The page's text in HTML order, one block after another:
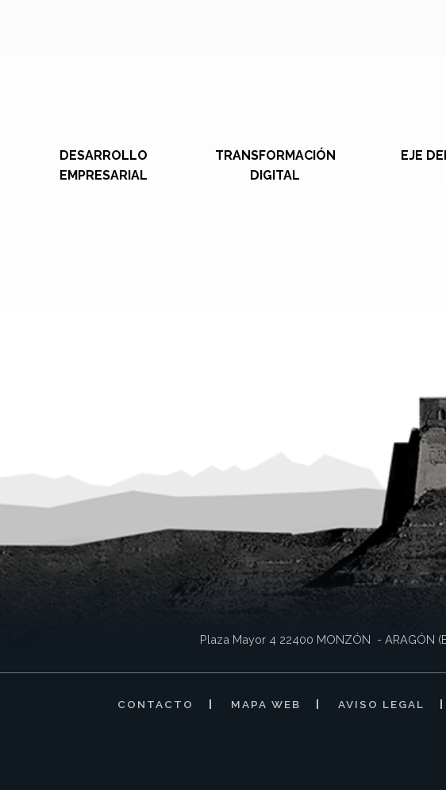
DESARROLLO
EMPRESARIAL
TRANSFORMACIÓN
DIGITAL
EJE
Plaza Mayor 4 22400 MONZÓN - ARAGÓN
CONTACTO MAPA WEB AVISO LEGAL